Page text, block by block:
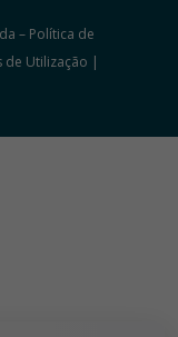
– Política de
de Utilização |